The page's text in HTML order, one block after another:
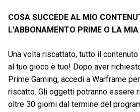
COSA SUCCEDE AL MIO
L'ABBONAMENTO PRIME O LA
Una volta riscattato, tutto il
al tuo gioco è tuo! Dopo aver
Prime Gaming, accedi a Warframe
riscatto. Gli oggetti potranno essere
oltre 30 giorni dal termine del